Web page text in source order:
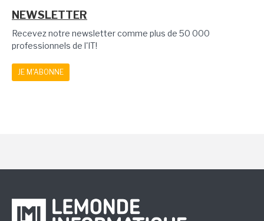
NEWSLETTER
Recevez notre newsletter comme plus de 50 000
professionnels de l'IT!
JE M'ABONNE